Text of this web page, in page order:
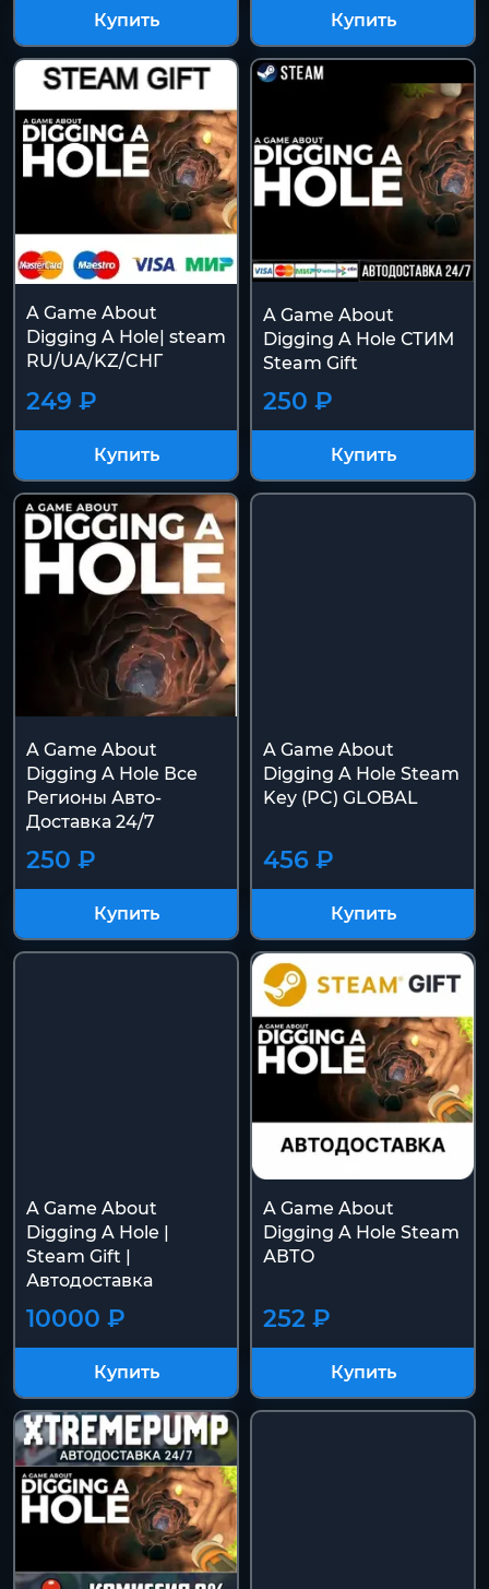
Купить Купить
A Game About
Digging A Hole| steam
RU/UA/KZ/CНГ
249 ₽
Купить
A Game About
Digging A Hole СТИМ
Steam Gift
250 ₽
Купить
A Game About
Digging A Hole Все
Регионы Авто-
Доставка 24/7
250 ₽
Купить
A Game About
Digging A Hole Steam
Key (PC) GLOBAL
456 ₽
Купить
A Game About
Digging A Hole |
Steam Gift |
Автодоставка
10000 ₽
Купить
A Game About
Digging A Hole Steam
АВТО
252 ₽
Купить